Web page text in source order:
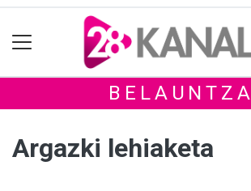
BELAUNTZA
Argazki lehiaketa